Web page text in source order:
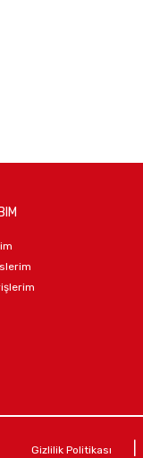
Gizlilik Politikası